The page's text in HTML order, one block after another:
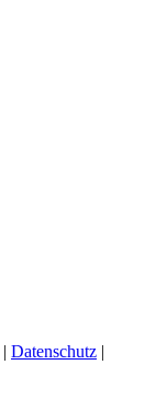
| Datenschutz |